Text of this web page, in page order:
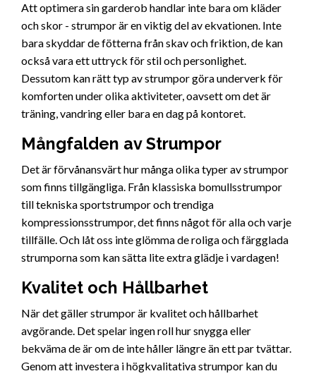
Att optimera sin garderob handlar inte bara om kläder
och skor - strumpor är en viktig del av ekvationen. Inte
bara skyddar de fötterna från skav och friktion, de kan
också vara ett uttryck för stil och personlighet.
Dessutom kan rätt typ av strumpor göra underverk för
komforten under olika aktiviteter, oavsett om det är
träning, vandring eller bara en dag på kontoret.
Mångfalden av Strumpor
Det är förvånansvärt hur många olika typer av strumpor
som finns tillgängliga. Från klassiska bomullsstrumpor
till tekniska sportstrumpor och trendiga
kompressionsstrumpor, det finns något för alla och varje
tillfälle. Och låt oss inte glömma de roliga och färgglada
strumporna som kan sätta lite extra glädje i vardagen!
Kvalitet och Hållbarhet
När det gäller strumpor är kvalitet och hållbarhet
avgörande. Det spelar ingen roll hur snygga eller
bekväma de är om de inte håller längre än ett par tvättar.
Genom att investera i högkvalitativa strumpor kan du